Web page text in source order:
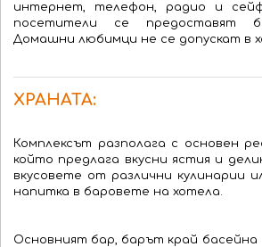
интернет, телефон, радио и
посетители се предоставят
Домашни любимци не се допускат в
ХРАНАТА:
Комплексът разполага с основен
който предлага вкусни ястия и
вкусовете от различни кулинарии
напитка в баровете на хотела.
Основният бар, барът край басейна